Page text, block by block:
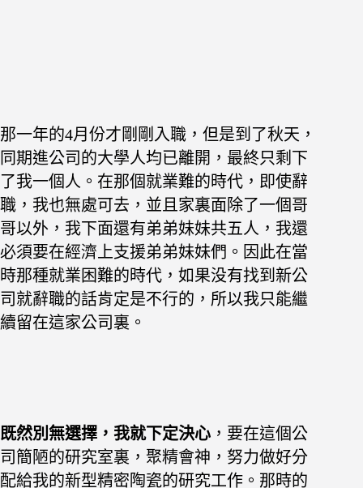
那一年的4月份才剛剛入職，但是到了秋天，
同期進公司的大學人均已離開，最終只剩下
了我一個人。在那個就業難的時代，即使辭
職，我也無處可去，並且家裏面除了一個哥
哥以外，我下面還有弟弟妹妹共五人，我還
必須要在經濟上支援弟弟妹妹們。因此在當
時那種就業困難的時代，如果没有找到新公
司就辭職的話肯定是不行的，所以我只能繼
續留在這家公司裏。
既然別無選擇，我就下定決心 ，要在這個公
司簡陋的研究室裏，聚精會神，努力做好分
配給我的新型精密陶瓷的研究工作。 那時的